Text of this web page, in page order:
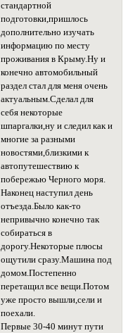
стандартной
подготовки,пришлось
дополнительно изучать
информацию по месту
проживания в Крыму.Ну и
конечно автомобильный
раздел стал для меня очень
актуальным.Сделал для
себя некоторые
шпаргалки,ну и следил как и
многие за разными
новостями,близкими к
автопутешествию к
побережью Черного моря.
Наконец наступил день
отъезда.Было как-то
непривычно конечно так
собираться в
дорогу.Некоторые плюсы
ощутили сразу.Машина под
домом.Постепенно
перетащил все вещи.Потом
уже просто вышли,сели и
поехали.
Первые 30-40 минут пути